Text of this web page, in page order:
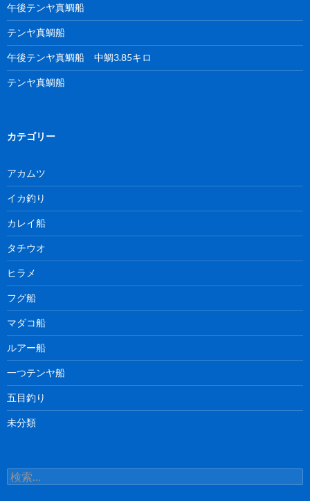
午後テンヤ真鯛船
テンヤ真鯛船
午後テンヤ真鯛船 中鯛3.85キロ
テンヤ真鯛船
カテゴリー
アカムツ
イカ釣り
カレイ船
タチウオ
ヒラメ
フグ船
マダコ船
ルアー船
一つテンヤ船
五目釣り
未分類
検
索: